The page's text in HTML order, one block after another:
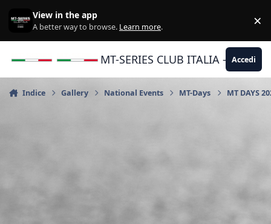
View in the app
A better way to browse. Learn more. ×
MT-SERIES CLUB ITALIA -Accedi
Indice Gallery National Events MT-Days MT DAYS